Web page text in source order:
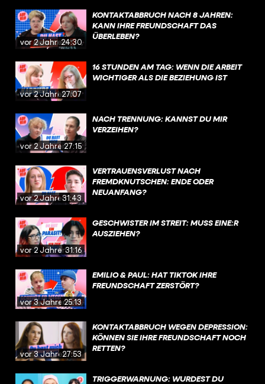
vor 2 Jahren24:30
KONTAKTABBRUCH NACH 8 JAHREN:
KANN IHRE FREUNDSCHAFT DAS
ÜBERLEBEN?
vor 2 Jahren27:07
16 STUNDEN AM TAG: WENN DIE ARBEIT
WICHTIGER ALS DIE BEZIEHUNG IST
vor 2 Jahren27:15
NACH TRENNUNG: KANNST DU MIR
VERZEIHEN?
vor 2 Jahren31:43
VERTRAUENSVERLUST NACH
FREMDKNUTSCHEN: ENDE ODER
NEUANFANG?
vor 2 Jahren31:16
GESCHWISTER IM STREIT: MUSS EINE:R
AUSZIEHEN?
vor 3 Jahren25:13
EMILIO & PAUL: HAT TIKTOK IHRE
FREUNDSCHAFT ZERSTÖRT?
vor 3 Jahren27:53
KONTAKTABBRUCH WEGEN DEPRESSION:
KÖNNEN SIE IHRE FREUNDSCHAFT NOCH
RETTEN?
TRIGGERWARNUNG: WURDEST DU